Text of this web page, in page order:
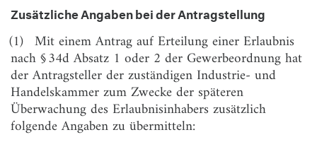
Abschnitt 1
Erlaubnisverfahren, Sachkundenachweis, Weiterbildung
§ 1
Zusätzliche Angaben bei der Antragstellung
§ 2
Sachkundeprüfung
§ 3
Zuständige Stelle und Prüfungsausschuss
§ 4
Prüfung, Verfahren
Zusätzliche Angaben bei der Antragstellung
(1) Mit einem Antrag auf Erteilung einer Erlaubnis
nach § 34d Absatz 1 oder 2 der Gewerbeordnung hat
der Antragsteller der zuständigen Industrie- und
Handelskammer zum Zwecke der späteren
Überwachung des Erlaubnisinhabers zusätzlich
folgende Angaben zu übermitteln: